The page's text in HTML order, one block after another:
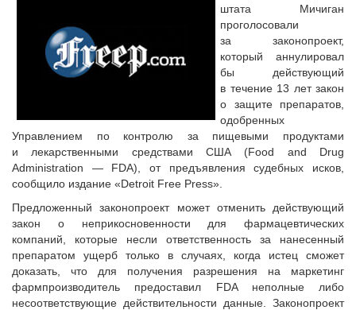
штата Мичиган
проголосовали
за законопроект,
который аннулировал
бы действующий
в течение 13 лет закон
о защите препаратов,
одобренных
Управлением по контролю за пищевыми продуктами
и лекарственными средствами США (Food and Drug
Administration — FDA), от предъявления судебных исков,
сообщило издание «Detroit Free Press».
Предложенный законопроект может отменить действующий
закон о неприкосновенности для фармацевтических
компаний, которые несли ответственность за нанесенный
препаратом ущерб только в случаях, когда истец сможет
доказать, что для получения разрешения на маркетинг
фармпроизводитель предоставил FDA неполные либо
несоответствующие действительности данные. Законопроект